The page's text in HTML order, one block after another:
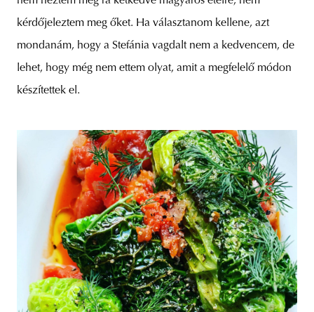
kérdőjeleztem meg őket. Ha választanom kellene, azt
mondanám, hogy a Stefánia vagdalt nem a kedvencem, de
lehet, hogy még nem ettem olyat, amit a megfelelő módon
készítettek el.